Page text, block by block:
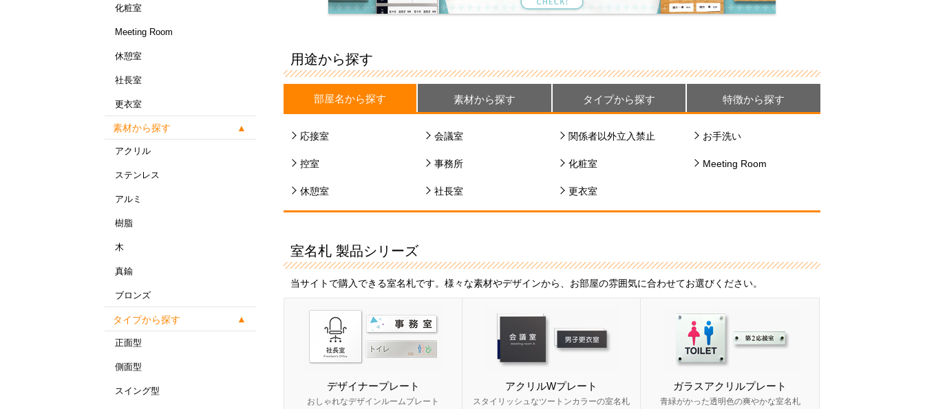
化粧室
Meeting Room
休憩室
社長室
更衣室
素材から探す
アクリル
ステンレス
アルミ
樹脂
木
真鍮
ブロンズ
タイプから探す
正面型
側面型
スイング型
用途から探す
部屋名から探す 素材から探す タイプから探す 特徴から探す
応接室 会議室 関係者以外立入禁止 お手洗い
控室 事務所 化粧室 Meeting Room
休憩室 社長室 更衣室
室名札 製品シリーズ
当サイトで購入できる室名札です。様々な素材やデザインから、お部屋の雰囲気に合わせてお選びください。
デザイナープレート
おしゃれなデザインルームプレート
アクリルWプレート
スタイリッシュなツートンカラーの室名札
ガラスアクリルプレート
青緑がかった透明色の爽やかな室名札